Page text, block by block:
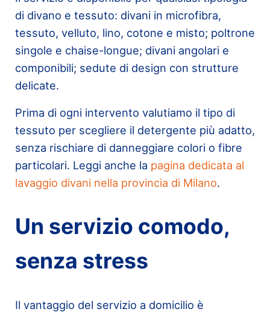
di divano e tessuto: divani in microfibra,
tessuto, velluto, lino, cotone e misto; poltrone
singole e chaise-longue; divani angolari e
componibili; sedute di design con strutture
delicate.
Prima di ogni intervento valutiamo il tipo di
tessuto per scegliere il detergente più adatto,
senza rischiare di danneggiare colori o fibre
particolari. Leggi anche la pagina dedicata al
lavaggio divani nella provincia di Milano.
Un servizio comodo,
senza stress
Il vantaggio del servizio a domicilio è